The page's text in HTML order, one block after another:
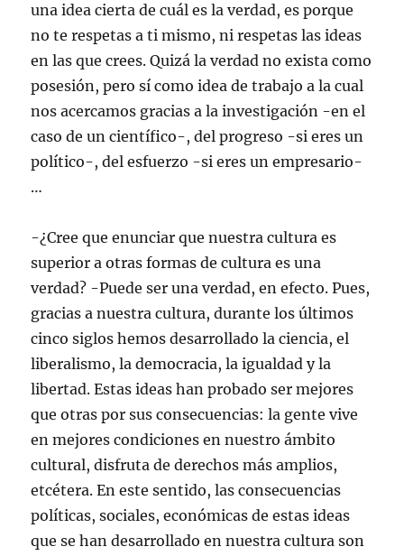
una idea cierta de cuál es la verdad, es porque
no te respetas a ti mismo, ni respetas las ideas
en las que crees. Quizá la verdad no exista como
posesión, pero sí como idea de trabajo a la cual
nos acercamos gracias a la investigación -en el
caso de un científico-, del progreso -si eres un
político-, del esfuerzo -si eres un empresario-
…
-¿Cree que enunciar que nuestra cultura es
superior a otras formas de cultura es una
verdad? -Puede ser una verdad, en efecto. Pues,
gracias a nuestra cultura, durante los últimos
cinco siglos hemos desarrollado la ciencia, el
liberalismo, la democracia, la igualdad y la
libertad. Estas ideas han probado ser mejores
que otras por sus consecuencias: la gente vive
en mejores condiciones en nuestro ámbito
cultural, disfruta de derechos más amplios,
etcétera. En este sentido, las consecuencias
políticas, sociales, económicas de estas ideas
que se han desarrollado en nuestra cultura son